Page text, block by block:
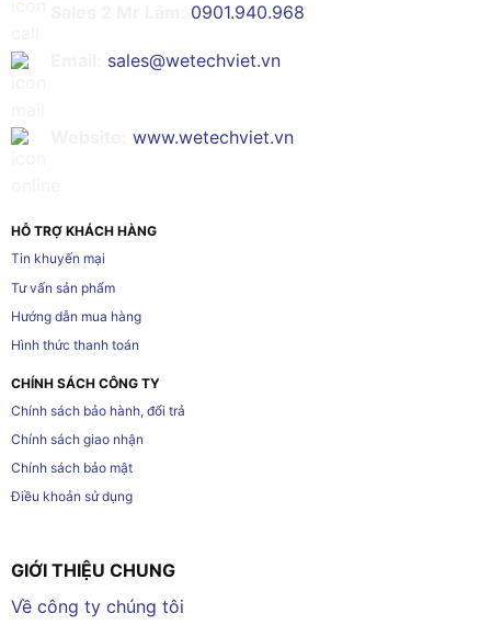
0901.940.968
sales@wetechviet.vn
www.wetechviet.vn
HỖ TRỢ KHÁCH HÀNG
Tin khuyến mại
Tư vấn sản phẩm
Hướng dẫn mua hàng
Hình thức thanh toán
CHÍNH SÁCH CÔNG TY
Chính sách bảo hành, đổi trả
Chính sách giao nhận
Chính sách bảo mật
Điều khoản sử dụng
GIỚI THIỆU CHUNG
Về công ty chúng tôi